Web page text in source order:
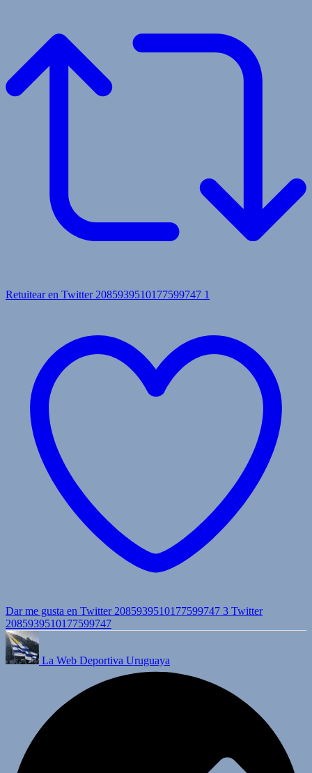
Retuitear en Twitter 2085939510177599747 1
Dar me gusta en Twitter 2085939510177599747 3 Twitter
2085939510177599747
La Web Deportiva Uruguaya